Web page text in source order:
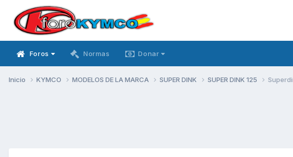
Foros Normas Donar
Inicio KYMCO MODELOS DE LA MARCA SUPER DINK SUPER DINK 125